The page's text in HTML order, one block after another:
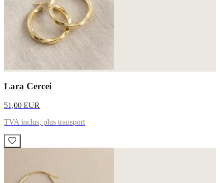
Lara Cercei
51,00 EUR
TVA inclus, plus transport